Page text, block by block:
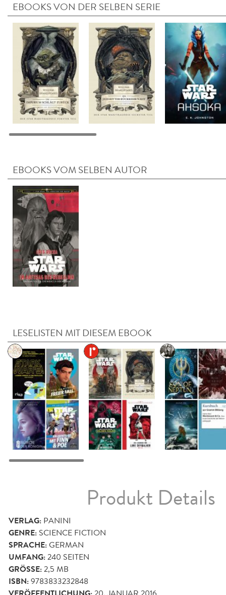
EBOOKS VON DER SELBEN SERIE
EBOOKS VOM SELBEN AUTOR
LESELISTEN MIT DIESEM EBOOK
Produkt Details
VERLAG: PANINI
GENRE: SCIENCE FICTION
SPRACHE:GERMAN
UMFANG:240 SEITEN
GRÖSSE: 2,5 MB
ISBN:9783833232848